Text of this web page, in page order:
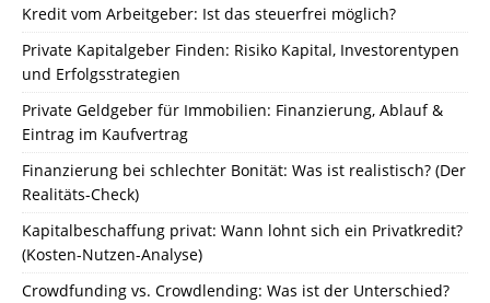
Kredit vom Arbeitgeber: Ist das steuerfrei möglich?
Private Kapitalgeber Finden: Risiko Kapital, Investorentypen
und Erfolgsstrategien
Private Geldgeber für Immobilien: Finanzierung, Ablauf &
Eintrag im Kaufvertrag
Finanzierung bei schlechter Bonität: Was ist realistisch? (Der
Realitäts-Check)
Kapitalbeschaffung privat: Wann lohnt sich ein Privatkredit?
(Kosten-Nutzen-Analyse)
Crowdfunding vs. Crowdlending: Was ist der Unterschied?